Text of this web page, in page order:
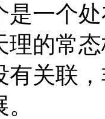
是一个
理的常
有关联